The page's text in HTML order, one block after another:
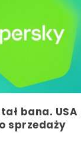
bana.
sprzedaży